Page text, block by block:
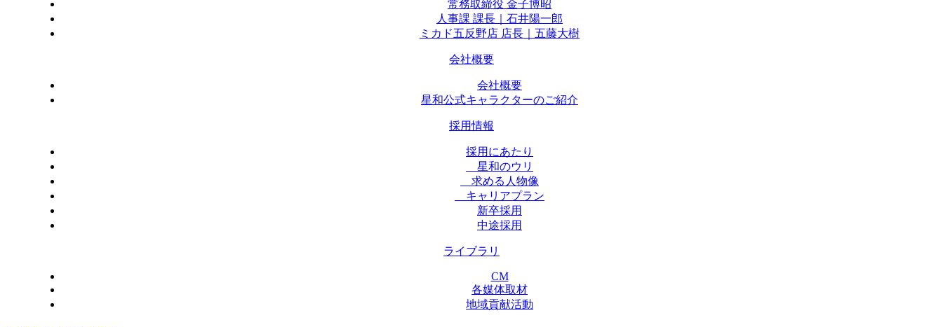
常務取締役 金子博昭
人事課 課長｜石井陽一郎
ミカド五反野店 店長｜五藤大樹
会社概要
会社概要
星和公式キャラクターのご紹介
採用情報
採用にあたり
星和のウリ
求める人物像
キャリアプラン
新卒採用
中途採用
ライブラリ
CM
各媒体取材
地域貢献活動